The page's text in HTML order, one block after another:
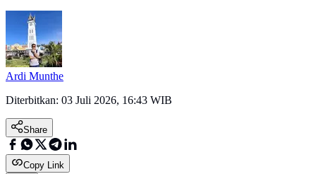
Ardi Munthe
Diterbitkan: 03 Juli 2026, 16:43 WIB
Share
Copy Link